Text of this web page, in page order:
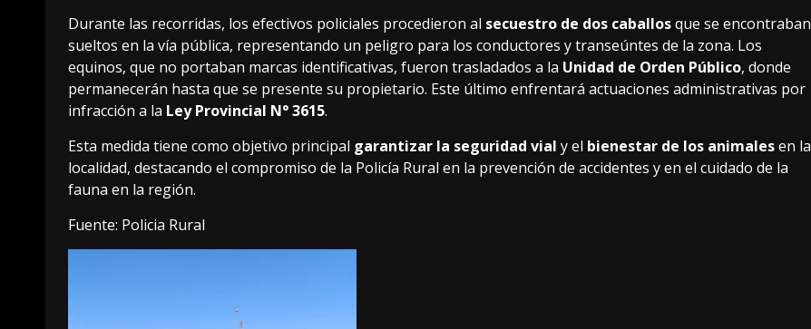
Durante las recorridas, los efectivos policiales procedieron al secuestro de dos caballosque se encontraban
sueltos en la vía pública, representando un peligro para los conductores y transeúntes de la zona. Los
equinos, que no portaban marcas identificativas, fueron trasladados a la Unidad de Orden Público, donde
permanecerán hasta que se presente su propietario. Este último enfrentará actuaciones administrativas por
infracción a la Ley Provincial N° 3615.
Esta medida tiene como objetivo principal garantizar la seguridad vial y el bienestar de los animalesen la
localidad, destacando el compromiso de la Policía Rural en la prevención de accidentes y en el cuidado de la
fauna en la región.
Fuente: Policia Rural